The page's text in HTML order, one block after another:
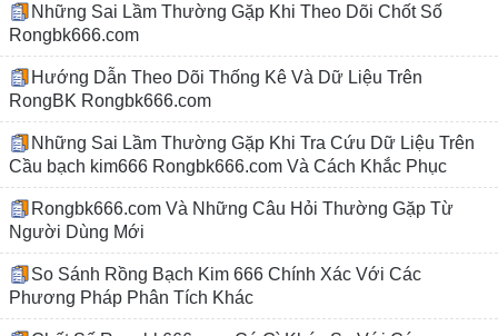
Những Sai Lầm Thường Gặp Khi Theo Dõi Chốt Số
Rongbk666.com
Hướng Dẫn Theo Dõi Thống Kê Và Dữ Liệu Trên
RongBK Rongbk666.com
Những Sai Lầm Thường Gặp Khi Tra Cứu Dữ Liệu Trên
Cầu bạch kim666 Rongbk666.com Và Cách Khắc Phục
Rongbk666.com Và Những Câu Hỏi Thường Gặp Từ
Người Dùng Mới
So Sánh Rồng Bạch Kim 666 Chính Xác Với Các
Phương Pháp Phân Tích Khác